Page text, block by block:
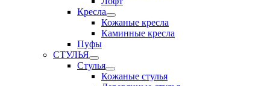
Кресла
Кожаные кресла
Каминные кресла
Пуфы
СТУЛЬЯ
Стулья
Кожаные стулья